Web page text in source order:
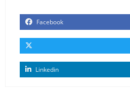
Facebook
Linkedin